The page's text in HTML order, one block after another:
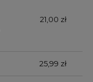
21,00 zł
25,99 zł